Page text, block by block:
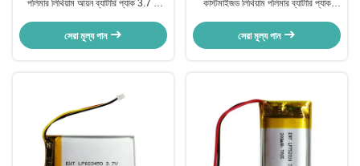
পলিমার লিথিয়াম আয়ন ব্যাটারি প্যাক 3.7 V
সেরা মূল্য পান
কাস্টমাইজড লিথিয়াম পলিমার ব্যাটারি প্যাক
সেরা মূল্য পান